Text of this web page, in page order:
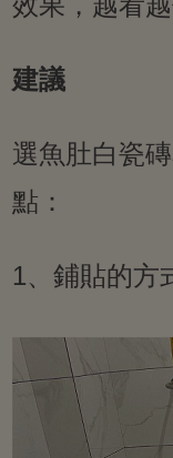
建議
選魚肚白瓷
點：
1、鋪貼的方